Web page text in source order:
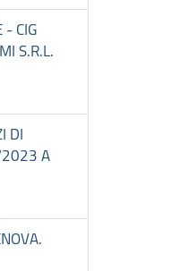
- CIG
S.R.L.
DI
2023 A